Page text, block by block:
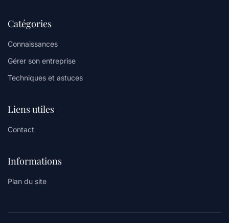
Catégories
Connaissances
Gérer son entreprise
Techniques et astuces
Liens utiles
Contact
Informations
Plan du site